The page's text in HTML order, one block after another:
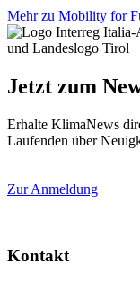
Mehr zu Mobility for
Jetzt zum
Erhalte KlimaNews
Laufenden über
Zur Anmeldung
Kontakt